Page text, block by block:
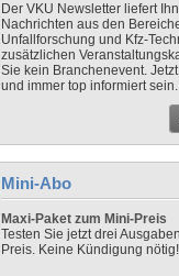
Der VKU Newsletter liefert
Nachrichten aus den
Unfallforschung und Kfz-
zusätzlichen
Sie kein Branchenevent.
und immer top informiert sein.
Mini-Abo
Maxi-Paket zum Mini-Preis
Testen Sie jetzt drei
Preis. Keine Kündigung nötig!